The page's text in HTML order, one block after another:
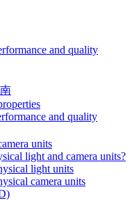
and quality
and quality
units
light and camera units?
light units
camera units